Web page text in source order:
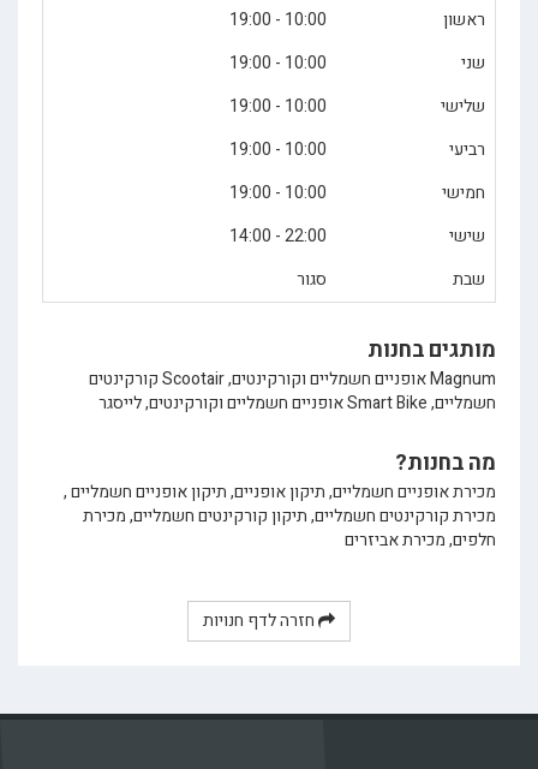
ראשון
10:00 - 19:00
שני
10:00 - 19:00
שלישי
10:00 - 19:00
רביעי
10:00 - 19:00
חמישי
10:00 - 19:00
שישי
22:00 - 14:00
שבת
סגור
מותגים בחנות
Magnum אופניים חשמליים וקורקינטים, Scootair קורקינטים
חשמליים, Smart Bike אופניים חשמליים וקורקינטים, לייסגר
מה בחנות?
מכירת אופניים חשמליים, תיקון אופניים, תיקון אופניים חשמליים ,
מכירת קורקינטים חשמליים, תיקון קורקינטים חשמליים, מכירת
חלפים, מכירת אביזרים
חזרה לדף חנויות